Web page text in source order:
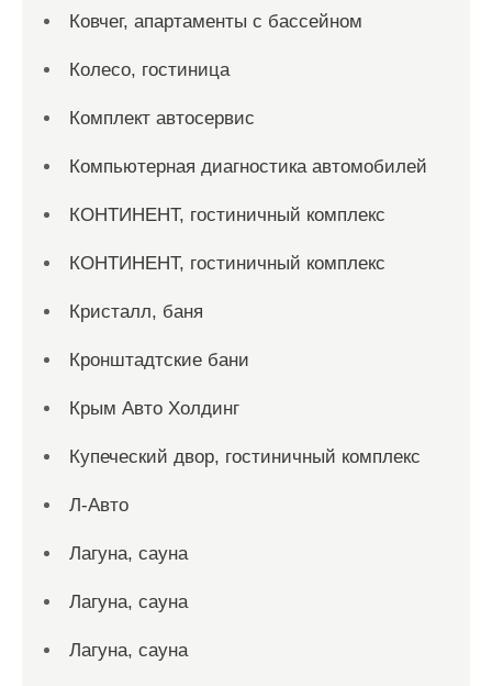
Ковчег, апартаменты с бассейном
Колесо, гостиница
Комплект автосервис
Компьютерная диагностика автомобилей
КОНТИНЕНТ, гостиничный комплекс
КОНТИНЕНТ, гостиничный комплекс
Кристалл, баня
Кронштадтские бани
Крым Авто Холдинг
Купеческий двор, гостиничный комплекс
Л-Авто
Лагуна, сауна
Лагуна, сауна
Лагуна, сауна